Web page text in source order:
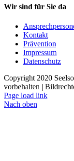
Wir sind für Sie da
Kontakt
Prävention
Impressum
Datenschutz
Copyright 2020
vorbehalten |
Page load link
Nach oben